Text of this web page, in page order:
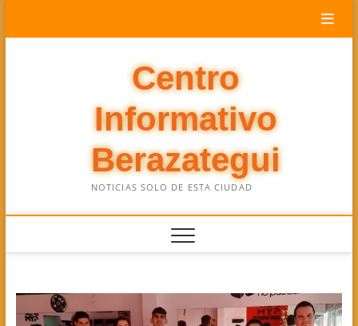
Centro
Informativo
Berazategui
NOTICIAS SOLO DE ESTA CIUDAD